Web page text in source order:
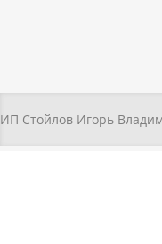
ИП Стойлов Игорь